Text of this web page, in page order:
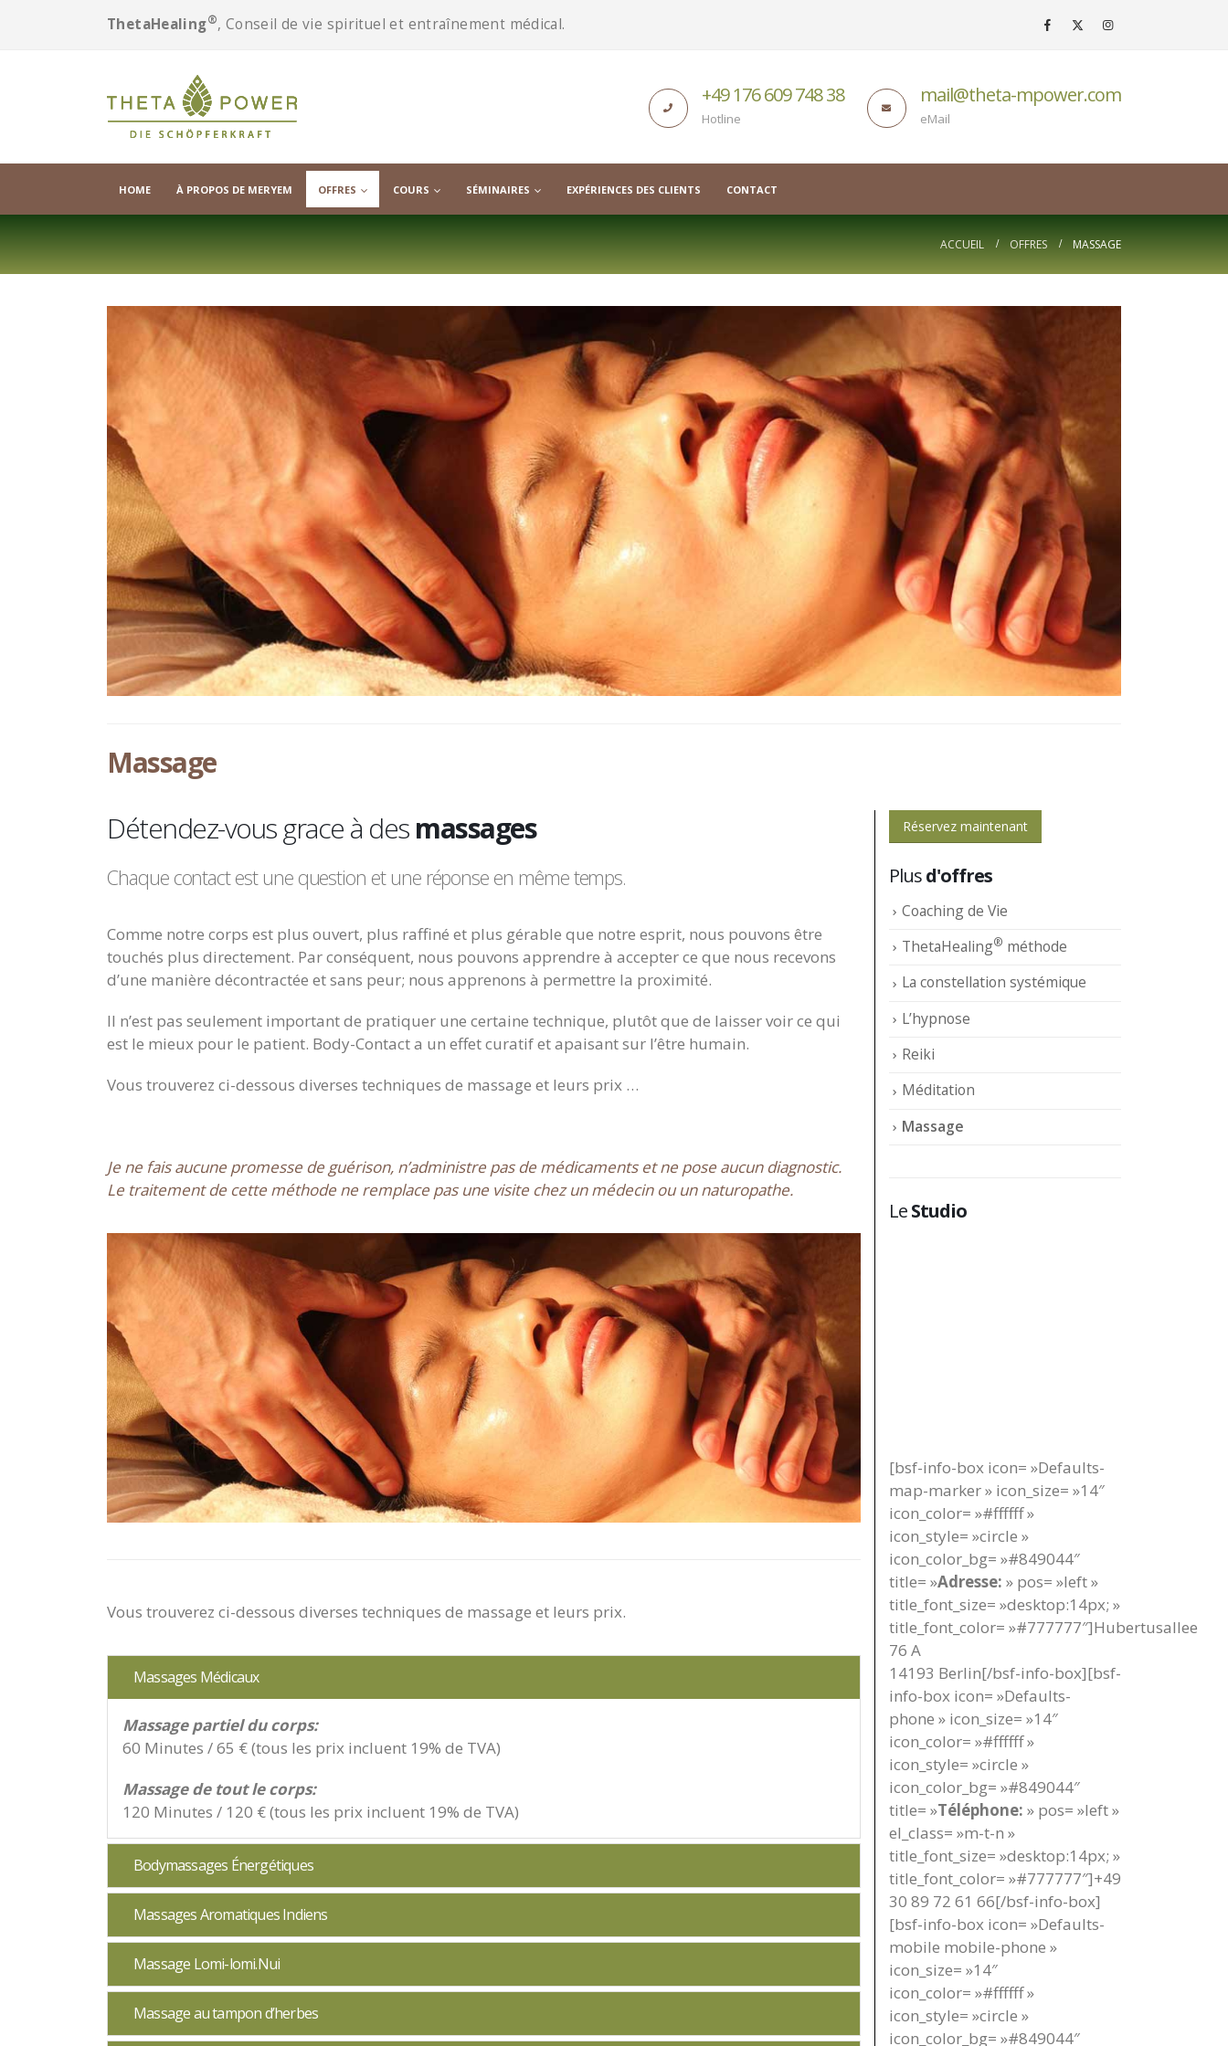
ThetaHealing®, Conseil de vie spirituel et entraînement médical.
+49 176 609 748 38
Hotline
mail@theta-mpower.com
eMail
HOME À PROPOS DE MERYEM OFFRES COURS SÉMINAIRES EXPÉRIENCES DES CLIENTS CONTACT
ACCUEIL OFFRES MASSAGE
Massage
Détendez-vous grace à desmassages
Chaque contact est une question et une réponse en même temps.
Comme notre corps est plus ouvert, plus raffiné et plus gérable que notre esprit, nous pouvons être
touchés plus directement. Par conséquent, nous pouvons apprendre à accepter ce que nous recevons
d’une manière décontractée et sans peur; nous apprenons à permettre la proximité.
Il n’est pas seulement important de pratiquer une certaine technique, plutôt que de laisser voir ce qui
est le mieux pour le patient. Body-Contact a un effet curatif et apaisant sur l’être humain.
Vous trouverez ci-dessous diverses techniques de massage et leurs prix …
Je ne fais aucune promesse de guérison, n’administre pas de médicaments et ne pose aucun diagnostic.
Le traitement de cette méthode ne remplace pas une visite chez un médecin ou un naturopathe.
Vous trouverez ci-dessous diverses techniques de massage et leurs prix.
Massages Médicaux
Massage partiel du corps:
60 Minutes / 65 € (tous les prix incluent 19% de TVA)
Massage de tout le corps:
120 Minutes / 120 € (tous les prix incluent 19% de TVA)
Bodymassages Énergétiques
Massages Aromatiques Indiens
Massage Lomi-lomi.Nui
Massage au tampon d’herbes
Réservez maintenant
Plusd'offres
Coaching de Vie
ThetaHealing® méthode
La constellation systémique
L’hypnose
Reiki
Méditation
Massage
LeStudio
[bsf-info-box icon= »Defaults-
map-marker » icon_size= »14″
icon_color= »#ffffff »
icon_style= »circle »
icon_color_bg= »#849044″
title= »Adresse: » pos= »left »
title_font_size= »desktop:14px; »
title_font_color= »#777777″]Hubertusallee
76 A
14193 Berlin[/bsf-info-box][bsf-
info-box icon= »Defaults-
phone » icon_size= »14″
icon_color= »#ffffff »
icon_style= »circle »
icon_color_bg= »#849044″
title= »Téléphone: » pos= »left »
el_class= »m-t-n »
title_font_size= »desktop:14px; »
title_font_color= »#777777″]+49
30 89 72 61 66[/bsf-info-box]
[bsf-info-box icon= »Defaults-
mobile mobile-phone »
icon_size= »14″
icon_color= »#ffffff »
icon_style= »circle »
icon_color_bg= »#849044″